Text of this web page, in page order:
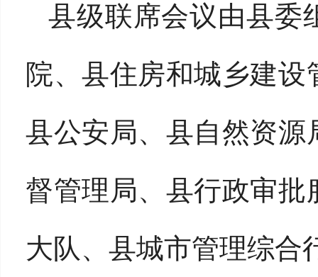
县级联席会议由县委
院、县住房和城乡建设
县公安局、县自然资
督管理局、县行政审
大队、县城市管理综合